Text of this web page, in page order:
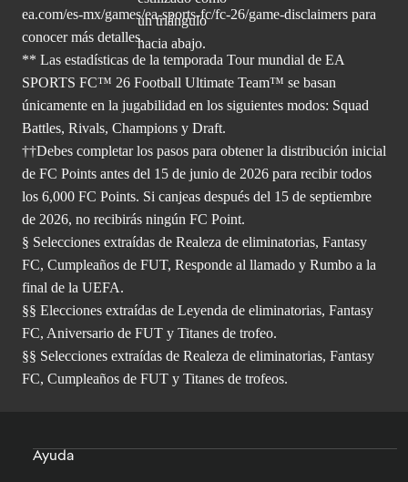
ea.com/es-mx/games/ea-sports-fc/fc-26/game-disclaimers para
conocer más detalles.
** Las estadísticas de la temporada Tour mundial de EA
SPORTS FC™ 26 Football Ultimate Team™ se basan
únicamente en la jugabilidad en los siguientes modos: Squad
Battles, Rivals, Champions y Draft.
††Debes completar los pasos para obtener la distribución inicial
de FC Points antes del 15 de junio de 2026 para recibir todos
los 6,000 FC Points. Si canjeas después del 15 de septiembre
de 2026, no recibirás ningún FC Point.
§ Selecciones extraídas de Realeza de eliminatorias, Fantasy
FC, Cumpleaños de FUT, Responde al llamado y Rumbo a la
final de la UEFA.
§§ Elecciones extraídas de Leyenda de eliminatorias, Fantasy
FC, Aniversario de FUT y Titanes de trofeo.
§§ Selecciones extraídas de Realeza de eliminatorias, Fantasy
FC, Cumpleaños de FUT y Titanes de trofeos.
Ayuda